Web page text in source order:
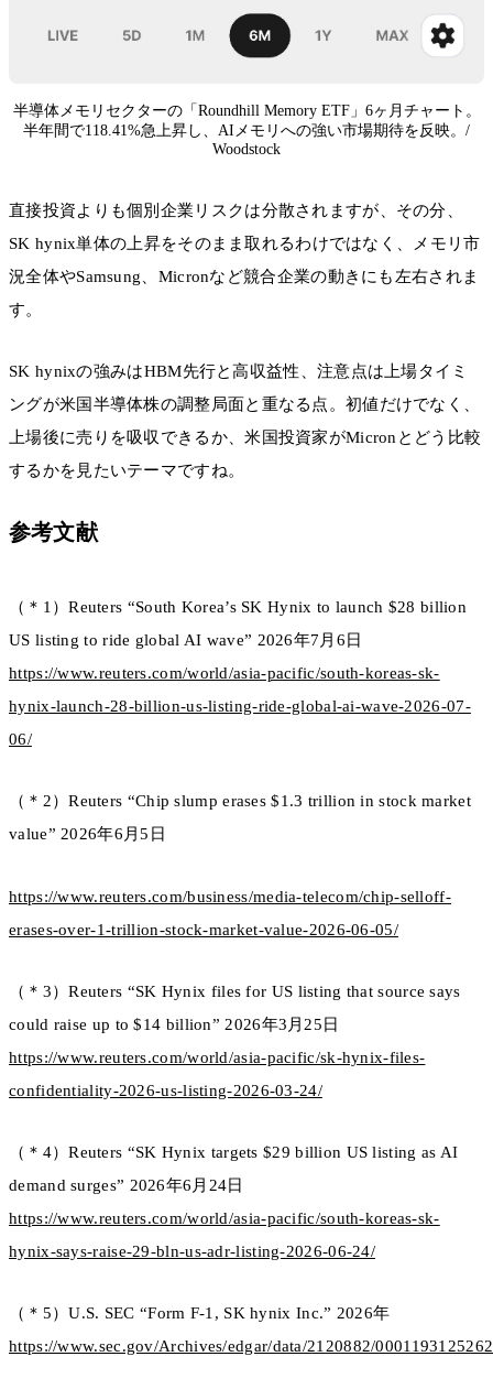
半導体メモリセクターの「Roundhill Memory ETF」6ヶ月チャート。
半年間で118.41%急上昇し、AIメモリへの強い市場期待を反映。/
Woodstock
直接投資よりも個別企業リスクは分散されますが、その分、
SK hynix単体の上昇をそのまま取れるわけではなく、メモリ市
況全体やSamsung、Micronなど競合企業の動きにも左右されま
す。
SK hynixの強みはHBM先行と高収益性、注意点は上場タイミ
ングが米国半導体株の調整局面と重なる点。初値だけでなく、
上場後に売りを吸収できるか、米国投資家がMicronとどう比較
するかを見たいテーマですね。
参考文献
（＊1）Reuters “South Korea’s SK Hynix to launch $28 billion
US listing to ride global AI wave” 2026年7月6日
https://www.reuters.com/world/asia-pacific/south-koreas-sk-
hynix-launch-28-billion-us-listing-ride-global-ai-wave-2026-07-
06/
（＊2）Reuters “Chip slump erases $1.3 trillion in stock market
value” 2026年6月5日
https://www.reuters.com/business/media-telecom/chip-selloff-
erases-over-1-trillion-stock-market-value-2026-06-05/
（＊3）Reuters “SK Hynix files for US listing that source says
could raise up to $14 billion” 2026年3月25日
https://www.reuters.com/world/asia-pacific/sk-hynix-files-
confidentiality-2026-us-listing-2026-03-24/
（＊4）Reuters “SK Hynix targets $29 billion US listing as AI
demand surges” 2026年6月24日
https://www.reuters.com/world/asia-pacific/south-koreas-sk-
hynix-says-raise-29-bln-us-adr-listing-2026-06-24/
（＊5）U.S. SEC “Form F-1, SK hynix Inc.” 2026年
https://www.sec.gov/Archives/edgar/data/2120882/